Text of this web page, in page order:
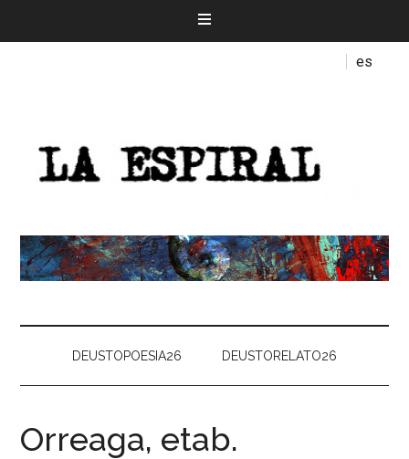
es
DEUSTOPOESIA26 DEUSTORELATO26
Orreaga, etab.